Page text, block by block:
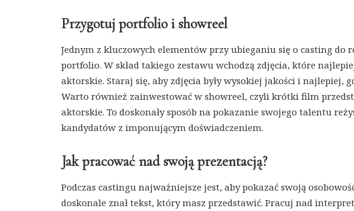
Przygotuj portfolio i showreel
Jednym z kluczowych elementów przy ubieganiu się o casting do
portfolio. W skład takiego zestawu wchodzą zdjęcia, które
aktorskie. Staraj się, aby zdjęcia były wysokiej jakości i najlepiej,
Warto również zainwestować w showreel, czyli krótki film
aktorskie. To doskonały sposób na pokazanie swojego talentu
kandydatów z imponującym doświadczeniem.
Jak pracować nad swoją prezentacją?
Podczas castingu najważniejsze jest, aby pokazać swoją
doskonale znał tekst, który masz przedstawić. Pracuj nad